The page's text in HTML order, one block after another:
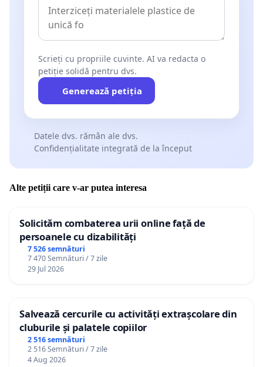
Scrieți cu propriile cuvinte. AI va redacta o
petiție solidă pentru dvs.
Generează petiția
Datele dvs. rămân ale dvs.
Confidențialitate integrată de la început
Alte petiții care v-ar putea interesa
Solicităm combaterea urii online față de
persoanele cu dizabilități
7 526 semnături
7 470 Semnături / 7 zile
29 Jul 2026
Salvează cercurile cu activități extrașcolare din
cluburile și palatele copiilor
2 516 semnături
2 516 Semnături / 7 zile
4 Aug 2026